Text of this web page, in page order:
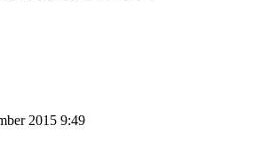
2015 9:49